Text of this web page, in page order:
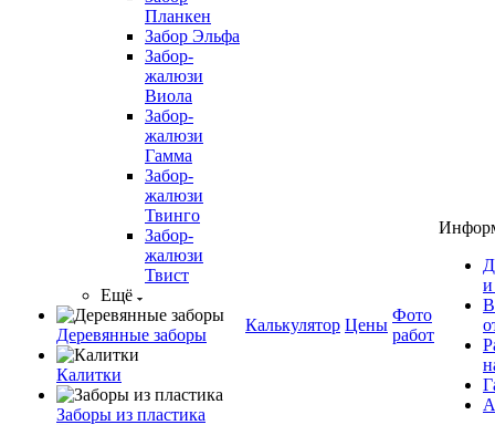
Планкен
Забор Эльфа
Забор-
жалюзи
Виола
Забор-
жалюзи
Гамма
Забор-
жалюзи
Твинго
Забор-
жалюзи
Твист
Ещё
Деревянные заборы
Калитки
Заборы из пластика
Калькулятор Цены
Фото
работ
и